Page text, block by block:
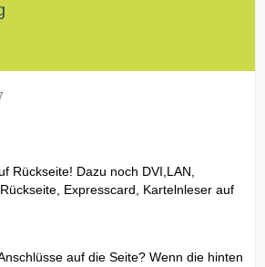
Rückseite! Dazu noch DVI,LAN,
Expresscard, Kartelnleser auf
auf die Seite? Wenn die hinten